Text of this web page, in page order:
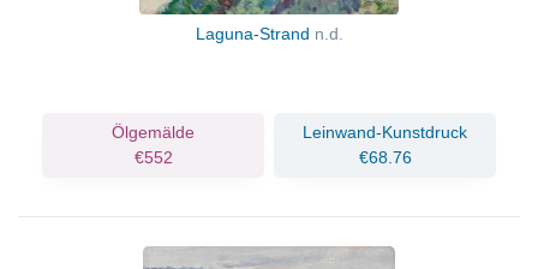
Laguna-Strand n.d.
Ölgemälde
€552
Leinwand-Kunstdruck
€68.76